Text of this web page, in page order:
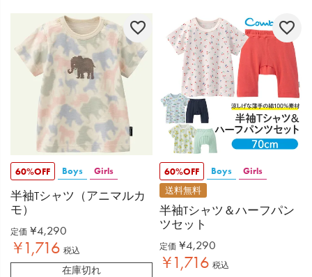
60%OFF Boys Girls
半袖Tシャツ（アニマルカ
モ）
定価 ¥4,290
¥1,716 税込
在庫切れ
60%OFF Boys Girls
送料無料
半袖Tシャツ＆ハーフパン
ツセット
定価 ¥4,290
¥1,716 税込